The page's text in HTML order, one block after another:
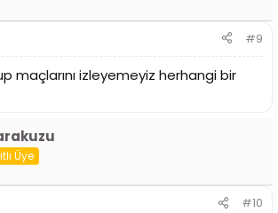
#9
maçlarını izleyemeyiz herhangi bir
Üye
#10